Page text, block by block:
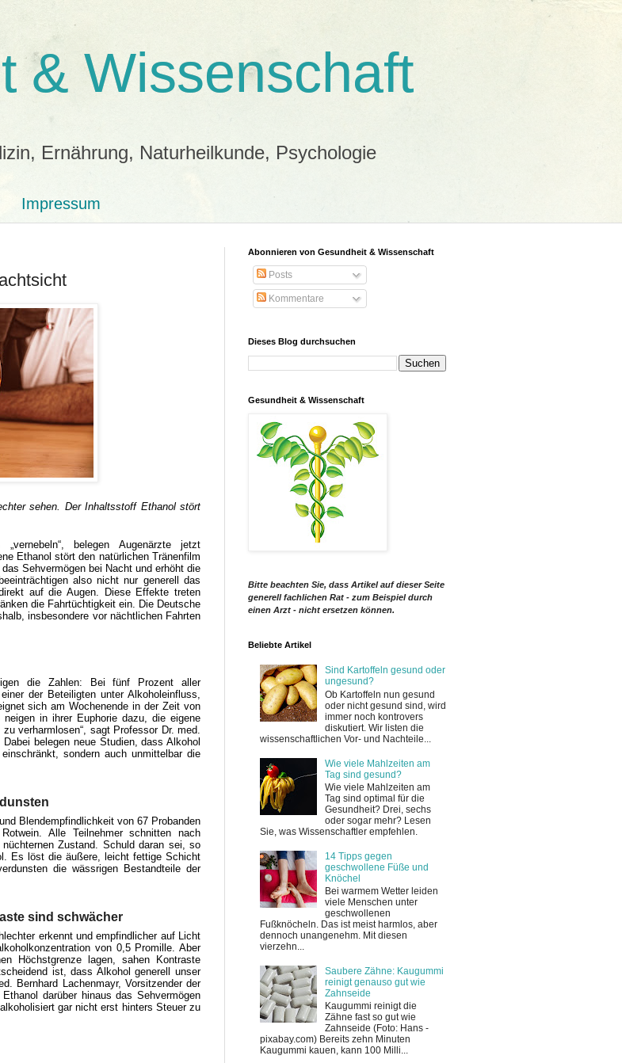
& Wissenschaft
Ernährung, Naturheilkunde, Psychologie
Impressum
sehen. Der Inhaltsstoff Ethanol stört
belegen Augenärzte jetzt
Ethanol stört den natürlichen Tränenfilm
Sehvermögen bei Nacht und erhöht die
also nicht nur generell das
auf die Augen. Diese Effekte treten
die Fahrtüchtigkeit ein. Die Deutsche
insbesondere vor nächtlichen Fahrten
die Zahlen: Bei fünf Prozent aller
der Beteiligten unter Alkoholeinfluss,
sich am Wochenende in der Zeit von
in ihrer Euphorie dazu, die eigene
verharmlosen“, sagt Professor Dr. med.
belegen neue Studien, dass Alkohol
sondern auch unmittelbar die
Blendempfindlichkeit von 67 Probanden
Alle Teilnehmer schnitten nach
Zustand. Schuld daran sei, so
Es löst die äußere, leicht fettige Schicht
die wässrigen Bestandteile der
sind schwächer
erkennt und empfindlicher auf Licht
von 0,5 Promille. Aber
Höchstgrenze lagen, sahen Kontraste
ist, dass Alkohol generell unser
Bernhard Lachenmayr, Vorsitzender der
darüber hinaus das Sehvermögen
gar nicht erst hinters Steuer zu
Abonnieren von Gesundheit & Wissenschaft
Posts
Kommentare
Dieses Blog durchsuchen
Gesundheit & Wissenschaft
Bitte beachten Sie, dass Artikel auf dieser Seite
generell fachlichen Rat - zum Beispiel durch
einen Arzt - nicht ersetzen können.
Beliebte Artikel
Sind Kartoffeln gesund oder
ungesund?
Ob Kartoffeln nun gesund
oder nicht gesund sind, wird
immer noch kontrovers
diskutiert. Wir listen die
wissenschaftlichen Vor- und Nachteile...
Wie viele Mahlzeiten am
Tag sind gesund?
Wie viele Mahlzeiten am
Tag sind optimal für die
Gesundheit? Drei, sechs
oder sogar mehr? Lesen
Sie, was Wissenschaftler empfehlen.
14 Tipps gegen
geschwollene Füße und
Knöchel
Bei warmem Wetter leiden
viele Menschen unter
geschwollenen
Fußknöcheln. Das ist meist harmlos, aber
dennoch unangenehm. Mit diesen
vierzehn...
Saubere Zähne: Kaugummi
reinigt genauso gut wie
Zahnseide
Kaugummi reinigt die
Zähne fast so gut wie
Zahnseide (Foto: Hans -
pixabay.com) Bereits zehn Minuten
Kaugummi kauen, kann 100 Milli...